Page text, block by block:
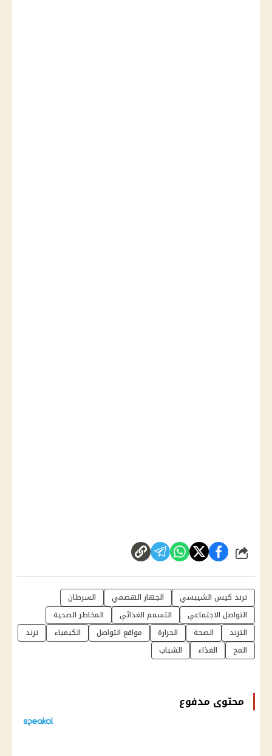
شارك
ترند كيس الشيبسي الجهاز الهضمي
السرطان
التواصل الاجتماعي
التسمم الغذائي
المخاطر الصحية
الترند
الصحة الحرارة مواقع التواصل الكيمياء
ترند
المخ
الغذاء الشباب
محتوى مدفوع